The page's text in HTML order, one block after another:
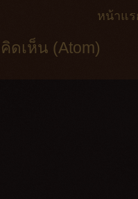
หน้าแร
ดเห็น (Atom)